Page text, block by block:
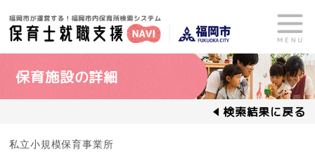
保育施設の詳細
検索結果に戻る
私立小規模保育事業所